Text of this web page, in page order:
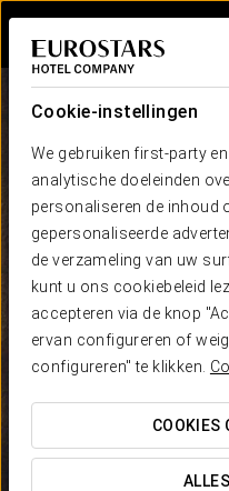
Cookie-instellingen
We gebruiken first-party
analytische doeleinden
personaliseren de inhoud
gepersonaliseerde
de verzameling van uw
kunt u ons cookiebeleid
accepteren via de knop
ervan configureren of
configureren" te klikken.
COOKIES